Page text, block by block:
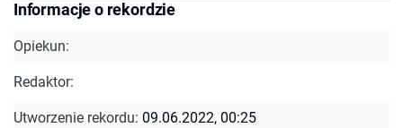
Informacje o rekordzie
Opiekun:
Redaktor:
Utworzenie rekordu: 09.06.2022, 00:25